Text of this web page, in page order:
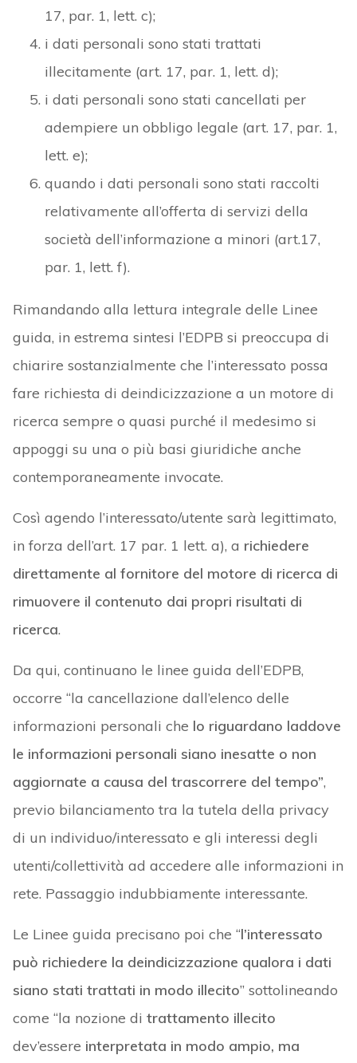
17, par. 1, lett. c);
i dati personali sono stati trattati
illecitamente (art. 17, par. 1, lett. d);
i dati personali sono stati cancellati per
adempiere un obbligo legale (art. 17, par. 1,
lett. e);
quando i dati personali sono stati raccolti
relativamente all’offerta di servizi della
società dell’informazione a minori (art.17,
par. 1, lett. f).
Rimandando alla lettura integrale delle Linee
guida, in estrema sintesi l’EDPB si preoccupa di
chiarire sostanzialmente che l’interessato possa
fare richiesta di deindicizzazione a un motore di
ricerca sempre o quasi purché il medesimo si
appoggi su una o più basi giuridiche anche
contemporaneamente invocate.
Così agendo l’interessato/utente sarà legittimato,
in forza dell’art. 17 par. 1 lett. a), a richiedere
direttamente al fornitore del motore di ricerca di
rimuovere il contenuto dai propri risultati di
ricerca.
Da qui, continuano le linee guida dell’EDPB,
occorre “la cancellazione dall’elenco delle
informazioni personali che lo riguardano laddove
le informazioni personali siano inesatte o non
aggiornate a causa del trascorrere del tempo”,
previo bilanciamento tra la tutela della privacy
di un individuo/interessato e gli interessi degli
utenti/collettività ad accedere alle informazioni in
rete. Passaggio indubbiamente interessante.
Le Linee guida precisano poi che “l’interessato
può richiedere la deindicizzazione qualora i dati
siano stati trattati in modo illecito” sottolineando
come “la nozione di trattamento illecito
dev’essere interpretata in modo ampio, ma